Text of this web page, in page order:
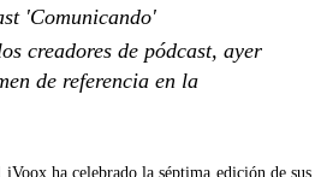
'Comunicando'
creadores de pódcast, ayer
de referencia en la
ha celebrado la séptima edición de sus